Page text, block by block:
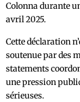
Colonna durante
avril 2025.
Cette déclaration
soutenue par des
statements
une pression
sérieuses.